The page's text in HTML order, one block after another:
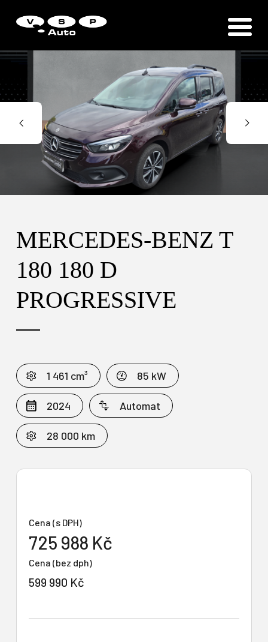
MERCEDES-BENZ T
180 180 D
PROGRESSIVE
1 461 cm³ 85 kW
2024 Automat
28 000 km
Cena (s DPH)
725 988 Kč
Cena (bez dph)
599 990 Kč
Zákaznická podpora
Vítejte u VSP Auto s.r.o.